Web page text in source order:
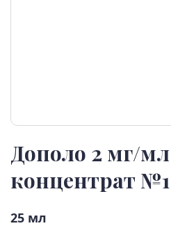
Дополо 2 мг/
концентрат №1
25 мл